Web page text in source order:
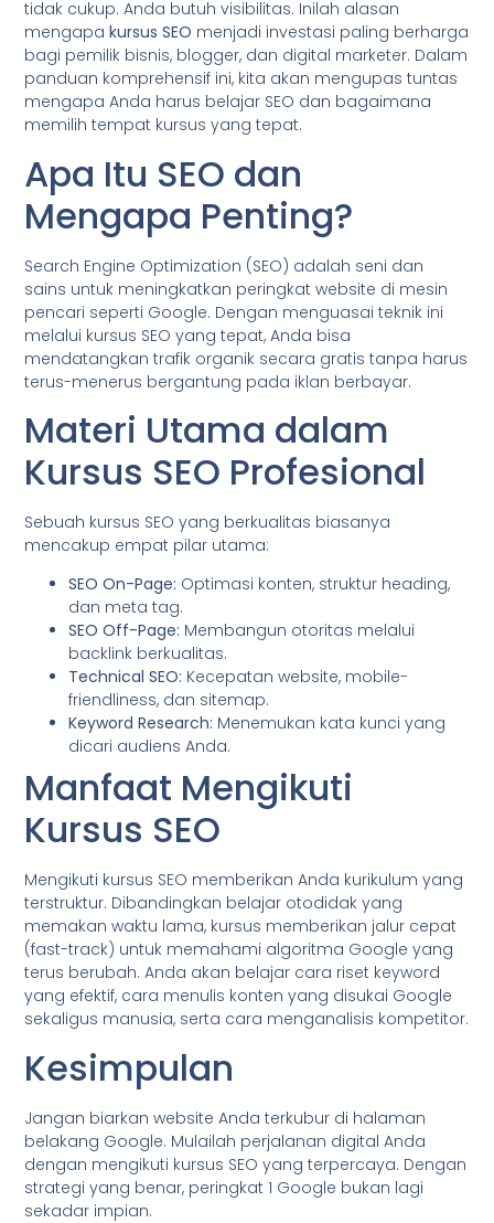
tidak cukup. Anda butuh visibilitas. Inilah alasan
mengapakursus SEO menjadi investasi paling berharga
bagi pemilik bisnis, blogger, dan digital marketer. Dalam
panduan komprehensif ini, kita akan mengupas tuntas
mengapa Anda harus belajar SEO dan bagaimana
memilih tempat kursus yang tepat.
Apa Itu SEO dan
Mengapa Penting?
Search Engine Optimization (SEO) adalah seni dan
sains untuk meningkatkan peringkat website di mesin
pencari seperti Google. Dengan menguasai teknik ini
melalui kursus SEO yang tepat, Anda bisa
mendatangkan trafik organik secara gratis tanpa harus
terus-menerus bergantung pada iklan berbayar.
Materi Utama dalam
Kursus SEO Profesional
Sebuah kursus SEO yang berkualitas biasanya
mencakup empat pilar utama:
SEO On-Page: Optimasi konten, struktur heading,
dan meta tag.
SEO Off-Page: Membangun otoritas melalui
backlink berkualitas.
Technical SEO: Kecepatan website, mobile-
friendliness, dan sitemap.
Keyword Research: Menemukan kata kunci yang
dicari audiens Anda.
Manfaat Mengikuti
Kursus SEO
Mengikuti kursus SEO memberikan Anda kurikulum yang
terstruktur. Dibandingkan belajar otodidak yang
memakan waktu lama, kursus memberikan jalur cepat
(fast-track) untuk memahami algoritma Google yang
terus berubah. Anda akan belajar cara riset keyword
yang efektif, cara menulis konten yang disukai Google
sekaligus manusia, serta cara menganalisis kompetitor.
Kesimpulan
Jangan biarkan website Anda terkubur di halaman
belakang Google. Mulailah perjalanan digital Anda
dengan mengikuti kursus SEO yang terpercaya. Dengan
strategi yang benar, peringkat 1 Google bukan lagi
sekadar impian.